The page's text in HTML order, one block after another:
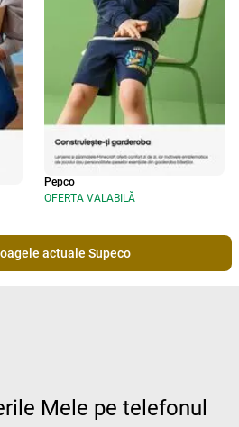
Pepco
OFERTA VALABILĂ
actuale Supeco
Mele pe telefonul